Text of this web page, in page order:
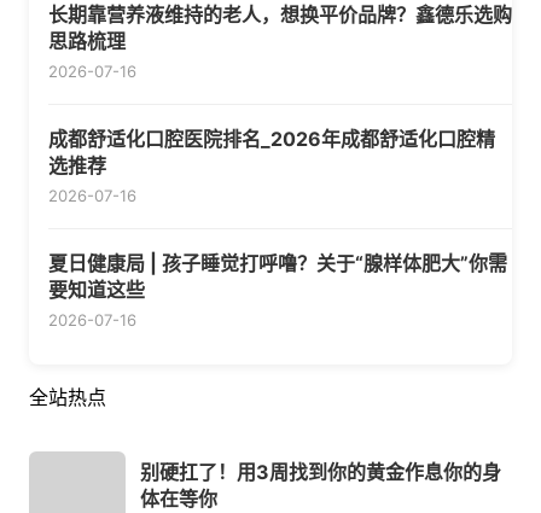
长期靠营养液维持的老人，想换平价品牌？鑫德乐选购
思路梳理
2026-07-16
成都舒适化口腔医院排名_2026年成都舒适化口腔精
选推荐
2026-07-16
夏日健康局 | 孩子睡觉打呼噜？关于“腺样体肥大”你需
要知道这些
2026-07-16
全站热点
别硬扛了！用3周找到你的黄金作息你的身
体在等你